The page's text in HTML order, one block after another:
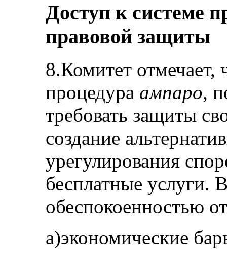
Доступ к системе
правовой защиты
8.Комитет отмечает,
процедура ампаро,
требовать защиты
создание
урегулирования
бесплатные услуги.
обеспокоенностью
a)экономические